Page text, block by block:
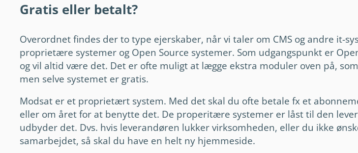
Gratis eller betalt?
Overordnet findes der to type ejerskaber, når vi taler om CMS og andre it-
proprietære systemer og Open Source systemer. Som udgangspunkt er
og vil altid være det. Det er ofte muligt at lægge ekstra moduler oven på,
men selve systemet er gratis.
Modsat er et proprietært system. Med det skal du ofte betale fx et
eller om året for at benytte det. De properitære systemer er låst til den
udbyder det. Dvs. hvis leverandøren lukker virksomheden, eller du ikke
samarbejdet, så skal du have en helt ny hjemmeside.